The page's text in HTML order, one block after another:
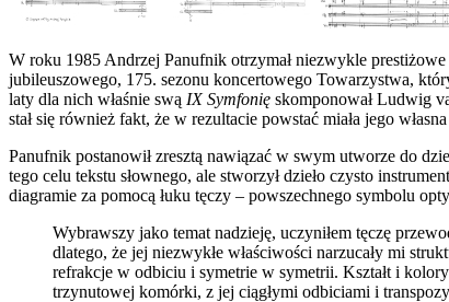
W roku 1985 Andrzej Panufnik otrzymał niezwykle
jubileuszowego, 175. sezonu koncertowego Towarzystwa,
laty dla nich właśnie swą IX Symfonię skomponował Ludwig
stał się również fakt, że w rezultacie powstać miała jego własna
Panufnik postanowił zresztą nawiązać w swym utworze do
tego celu tekstu słownego, ale stworzył dzieło czysto
diagramie za pomocą łuku tęczy – powszechnego symbolu
Wybrawszy jako temat nadzieję, uczyniłem tęczę
dlatego, że jej niezwykłe właściwości narzucały mi
refrakcje w odbiciu i symetrie w symetrii. Kształt i
trzynutowej komórki, z jej ciągłymi odbiciami i